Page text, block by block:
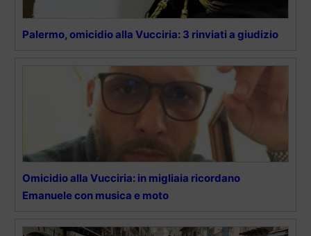
Palermo, omicidio alla Vucciria: 3 rinviati a giudizio
Omicidio alla Vucciria: in migliaia ricordano
Emanuele con musica e moto